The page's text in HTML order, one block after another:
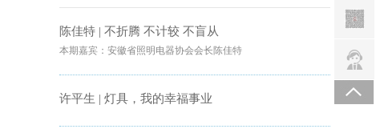
陈佳特 | 不折腾 不计较 不盲从
本期嘉宾：安徽省照明电器协会会长陈佳特
许平生 | 灯具，我的幸福事业